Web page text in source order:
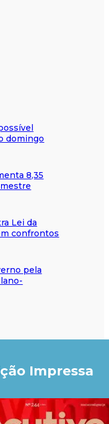
domingo
8,35
Lei da
confrontos
pela
Impressa